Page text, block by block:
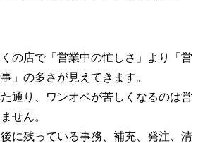
の店で「営業中の忙しさ」より「営
」の多さが見えてきます。
通り、ワンオペが苦しくなるのは営
せん。
に残っている事務、補充、発注、清